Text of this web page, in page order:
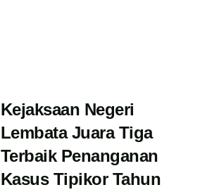
Kejaksaan Negeri
Lembata Juara Tiga
Terbaik Penanganan
Kasus Tipikor Tahun